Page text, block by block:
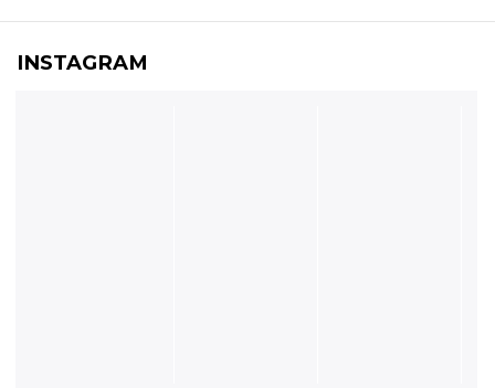
INSTAGRAM